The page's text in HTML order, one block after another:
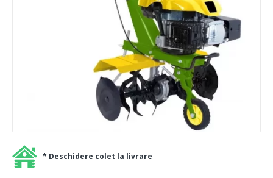
* Deschidere colet la livrare